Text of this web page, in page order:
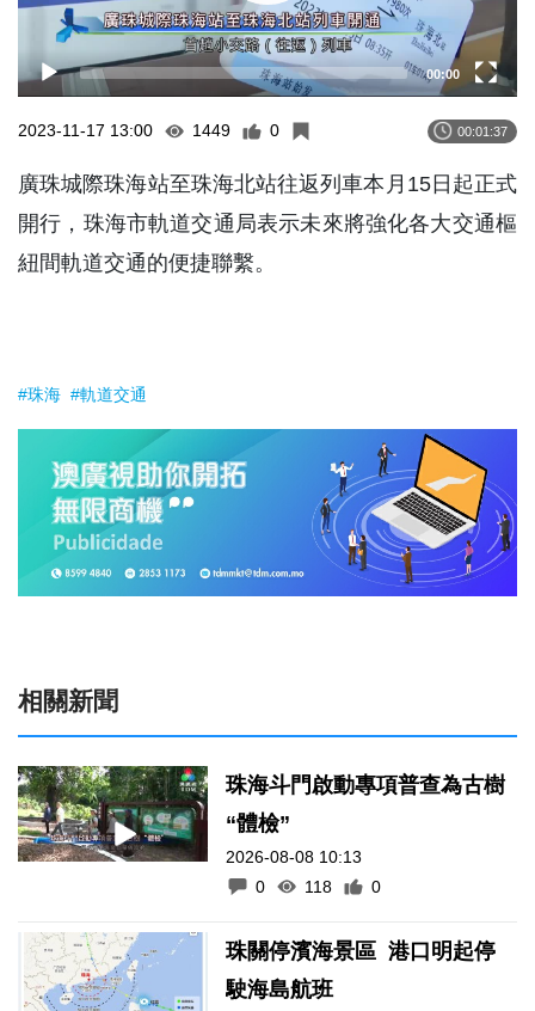
00:00
2023-11-17 13:00 1449 0 00:01:37
廣珠城際珠海站至珠海北站往返列車本月15日起正式
開行，珠海市軌道交通局表示未來將強化各大交通樞
紐間軌道交通的便捷聯繫。
#珠海 #軌道交通
相關新聞
珠海斗門啟動專項普查為古樹
“體檢”
2026-08-08 10:13
0
118 0
珠關停濱海景區 港口明起停
駛海島航班